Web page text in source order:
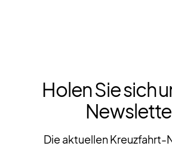
Holen Sie sich
Die aktuellen Kreuzfahrt-